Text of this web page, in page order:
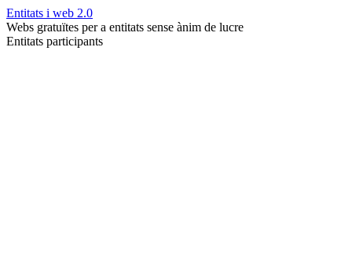
Entitats i web 2.0
Webs gratuïtes per a entitats sense ànim de lucre
Entitats participants